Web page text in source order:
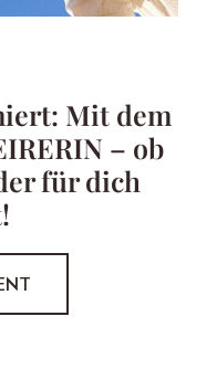
Mit dem
– ob
für dich